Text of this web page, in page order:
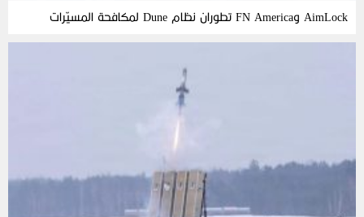
AimLock وFN America تطوران نظام Dune لمكافحة المسيّرات